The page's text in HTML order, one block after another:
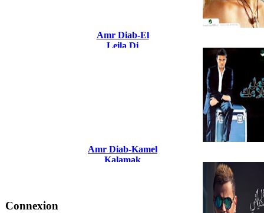
Connexion
Amr Diab-El
Leila Di
Amr Diab-Kamel
Kalamak